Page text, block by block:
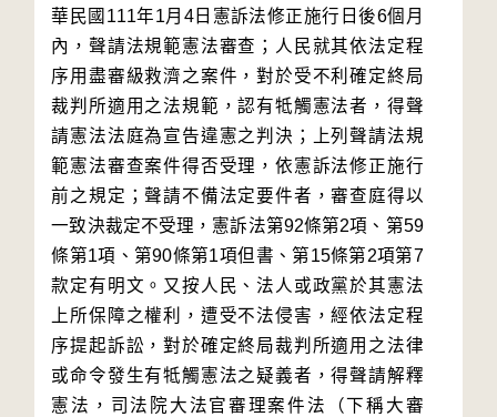
華民國111年1月4日憲訴法修正施行日後6個月
內，聲請法規範憲法審查；人民就其依法定程
序用盡審級救濟之案件，對於受不利確定終局
裁判所適用之法規範，認有牴觸憲法者，得聲
請憲法法庭為宣告違憲之判決；上列聲請法規
範憲法審查案件得否受理，依憲訴法修正施行
前之規定；聲請不備法定要件者，審查庭得以
一致決裁定不受理，憲訴法第92條第2項、第59
條第1項、第90條第1項但書、第15條第2項第7
款定有明文。又按人民、法人或政黨於其憲法
上所保障之權利，遭受不法侵害，經依法定程
序提起訴訟，對於確定終局裁判所適用之法律
或命令發生有牴觸憲法之疑義者，得聲請解釋
憲法，司法院大法官審理案件法（下稱大審